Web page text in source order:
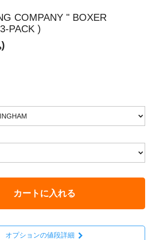
COMPANY " BOXER
PACK )
カートに入れる
オプションの値段詳細